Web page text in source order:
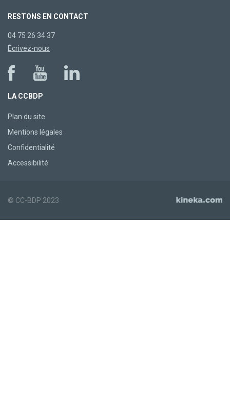
RESTONS EN CONTACT
04 75 26 34 37
Écrivez-nous
LA CCBDP
Plan du site
Mentions légales
Confidentialité
Accessibilité
© CC-BDP 2023